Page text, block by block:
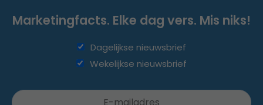
Marketingfacts. Elke dag vers. Mis niks!
Dagelijkse nieuwsbrief
Wekelijkse nieuwsbrief